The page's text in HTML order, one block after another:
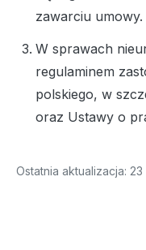
zawarciu umowy.
W sprawach
regulaminem
polskiego, w
oraz Ustawy o
Ostatnia aktualizacja: